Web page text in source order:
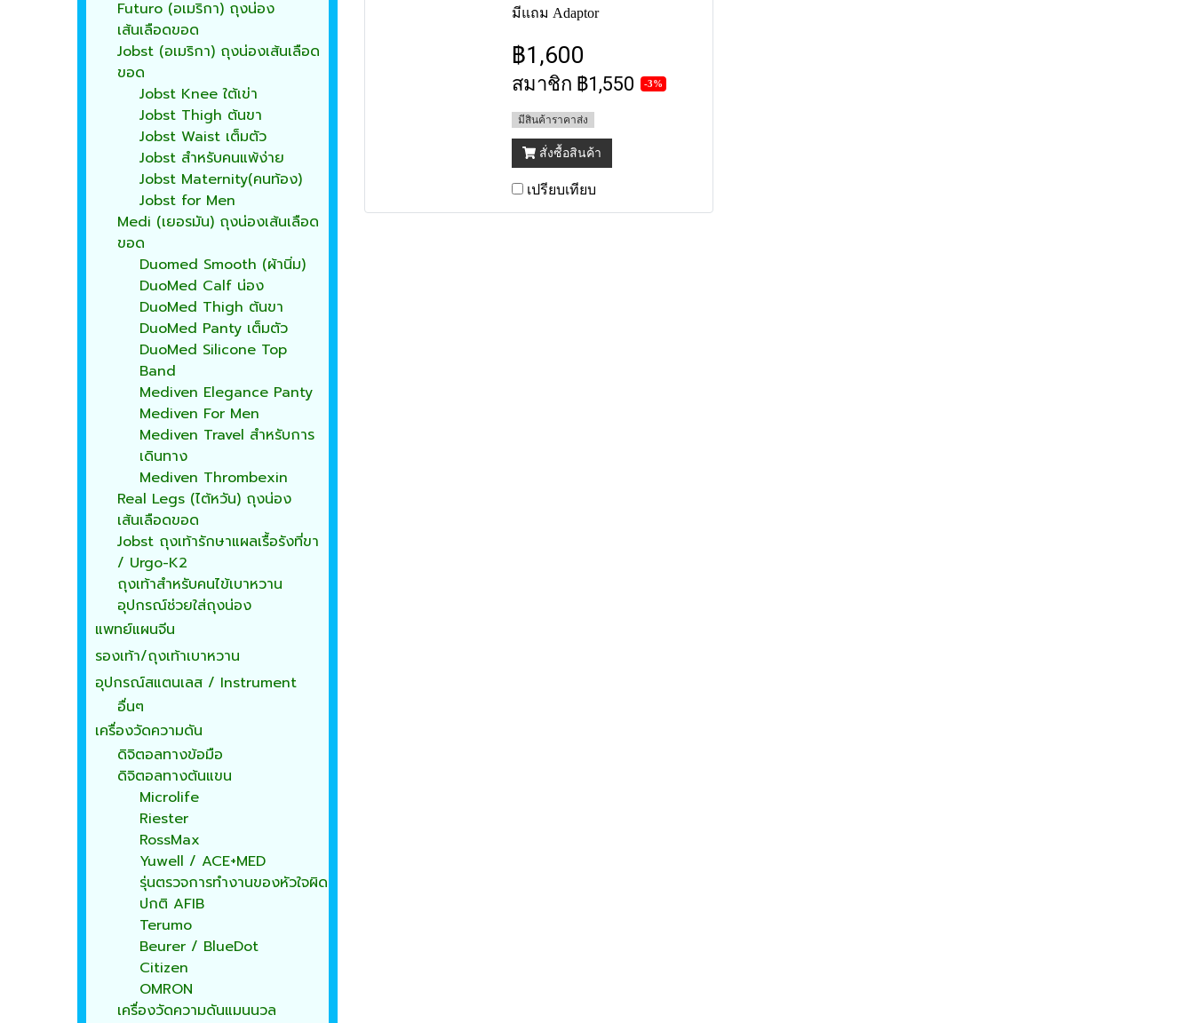
มีแถม Adaptor
฿1,600
สมาชิก ฿1,550 -3%
มีสินค้าราคาส่ง
สั่งซื้อสินค้า
เปรียบเทียบ
Futuro (อเมริกา) ถุงน่อง
เส้นเลือดขอด
Jobst (อเมริกา) ถุงน่องเส้นเลือด
ขอด
Jobst Knee ใต้เข่า
Jobst Thigh ต้นขา
Jobst Waist เต็มตัว
Jobst สำหรับคนแพ้ง่าย
Jobst Maternity(คนท้อง)
Jobst for Men
Medi (เยอรมัน) ถุงน่องเส้นเลือด
ขอด
Duomed Smooth (ผ้านิ่ม)
DuoMed Calf น่อง
DuoMed Thigh ต้นขา
DuoMed Panty เต็มตัว
DuoMed Silicone Top
Band
Mediven Elegance Panty
Mediven For Men
Mediven Travel สำหรับการ
เดินทาง
Mediven Thrombexin
Real Legs (ไต้หวัน) ถุงน่อง
เส้นเลือดขอด
Jobst ถุงเท้ารักษาแผลเรื้อรังที่ขา
/ Urgo-K2
ถุงเท้าสำหรับคนไข้เบาหวาน
อุปกรณ์ช่วยใส่ถุงน่อง
แพทย์แผนจีน
รองเท้า/ถุงเท้าเบาหวาน
อุปกรณ์สแตนเลส / Instrument
อื่นๆ
เครื่องวัดความดัน
ดิจิตอลทางข้อมือ
ดิจิตอลทางต้นแขน
Microlife
Riester
RossMax
Yuwell / ACE+MED
รุ่นตรวจการทำงานของหัวใจผิด
ปกติ AFIB
Terumo
Beurer / BlueDot
Citizen
OMRON
เครื่องวัดความดันแมนนวล